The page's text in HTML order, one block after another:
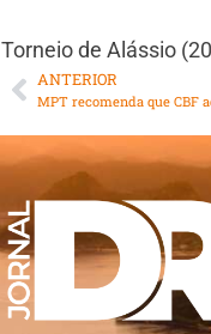
Torneio de Alássio
ANTERIOR